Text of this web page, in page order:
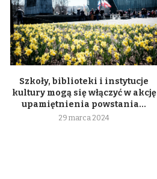
Szkoły, biblioteki i instytucje
kultury mogą się włączyć w akcję
upamiętnienia powstania...
29 marca 2024